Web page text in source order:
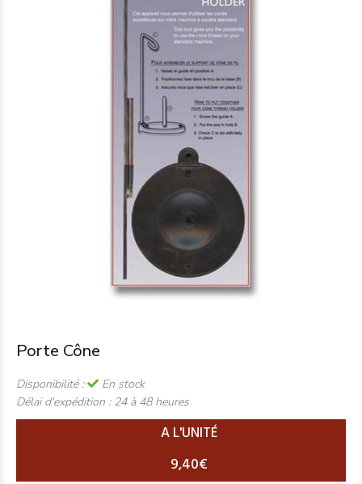
Porte Cône
Disponibilité :
En stock
Délai d'expédition : 24 à 48 heures
A L'UNITÉ
9,40€